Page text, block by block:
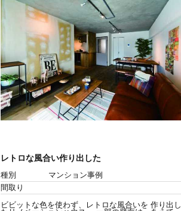
レトロな風合い作り出した
種別
マンション事例
間取り
ビビットな色を使わず、レトロな風合いを 作り出し